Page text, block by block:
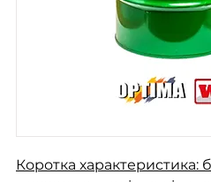
Коротка характеристика: